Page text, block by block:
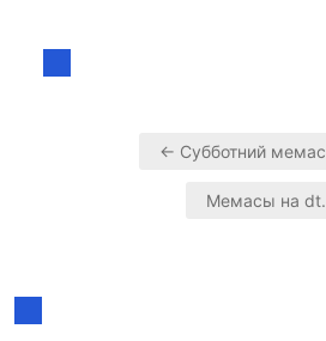
Навигация
← Субботний
Мемасы на